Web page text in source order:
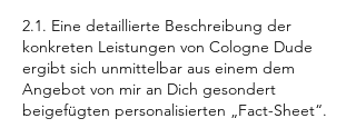
2.1. Eine detaillierte Beschreibung der
konkreten Leistungen von Cologne Dude
ergibt sich unmittelbar aus einem dem
Angebot von mir an Dich gesondert
beigefügten personalisierten „Fact-Sheet“.